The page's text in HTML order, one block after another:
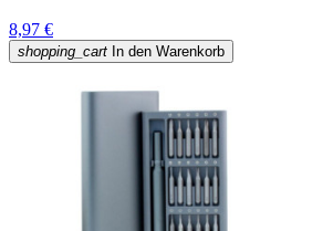
8,97 €
shopping_cart In den Warenkorb